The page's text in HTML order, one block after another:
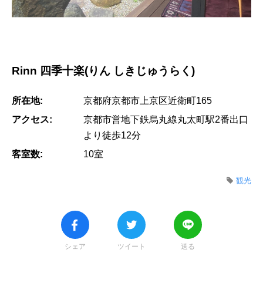
Rinn 四季十楽(りん しきじゅうらく)
所在地:
京都府京都市上京区近衛町165
アクセス:
京都市営地下鉄烏丸線丸太町駅2番出口
より徒歩12分
客室数:
10室
観光
シェア ツイート 送る